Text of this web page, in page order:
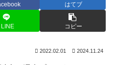
はてブ
LINE コピー
2022.02.01 2024.11.24